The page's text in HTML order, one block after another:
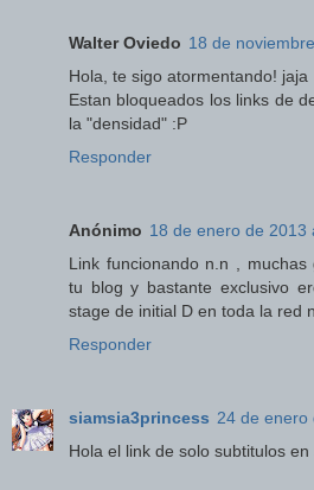
Walter Oviedo 18 de
Hola, te sigo atormentando! jaja
Estan bloqueados los links de
la "densidad" :P
Responder
Anónimo 18 de enero de 2013
Link funcionando n.n ,
tu blog y bastante exclusivo
stage de initial D en toda la red
Responder
siamsia3princess 24 de enero
Hola el link de solo subtitulos en